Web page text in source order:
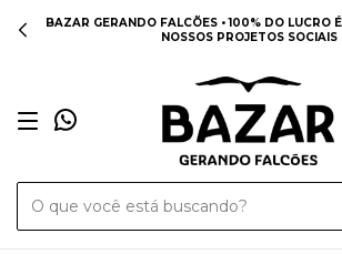
BAZAR GERANDO FALCÕES • 100% DO LUCRO
NOSSOS PROJETOS SOCIAIS